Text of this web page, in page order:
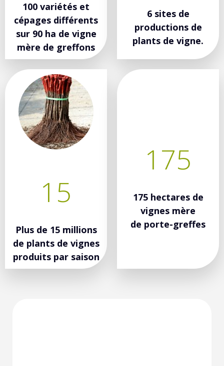
100 variétés et
cépages différents
sur 90 ha de vigne
mère de greffons
6 sites de
productions de
plants de vigne.
15
Plus de 15 millions
de plants de vignes
produits par saison
175
175 hectares de
vignes mère
de porte-greffes